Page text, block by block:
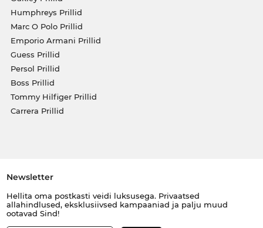
Humphreys Prillid
Marc O Polo Prillid
Emporio Armani Prillid
Guess Prillid
Persol Prillid
Boss Prillid
Tommy Hilfiger Prillid
Carrera Prillid
Newsletter
Hellita oma postkasti veidi luksusega. Privaatsed
allahindlused, eksklusiivsed kampaaniad ja palju muud
ootavad Sind!